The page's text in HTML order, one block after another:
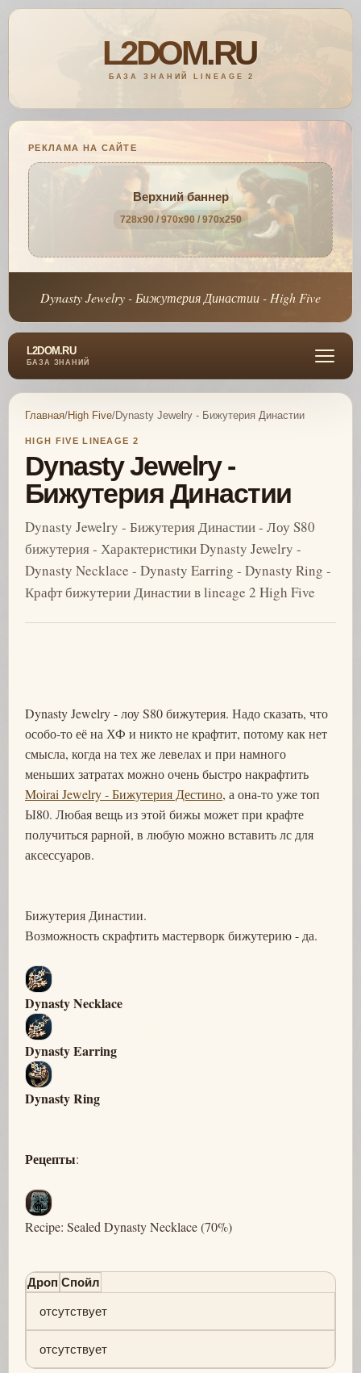
РЕКЛАМА НА САЙТЕ
Верхний баннер
728x90 / 970x90 / 970x250
Dynasty Jewelry - Бижутерия Династии - High Five
L2DOM.RU
БАЗА ЗНАНИЙ
Главная/High Five/Dynasty Jewelry - Бижутерия Династии
HIGH FIVE LINEAGE 2
Dynasty Jewelry -
Бижутерия Династии
Dynasty Jewelry - Бижутерия Династии - Лоу S80
бижутерия - Характеристики Dynasty Jewelry -
Dynasty Necklace - Dynasty Earring - Dynasty Ring -
Крафт бижутерии Династии в lineage 2 High Five
Dynasty Jewelry - лоу S80 бижутерия. Надо сказать, что
особо-то её на ХФ и никто не крафтит, потому как нет
смысла, когда на тех же левелах и при намного
меньших затратах можно очень быстро накрафтить
Moirai Jewelry - Бижутерия Дестино, а она-то уже топ
Ы80. Любая вещь из этой бижы может при крафте
получиться рарной, в любую можно вставить лс для
аксессуаров.
Бижутерия Династии.
Возможность скрафтить мастерворк бижутерию - да.
Dynasty Necklace
Dynasty Earring
Dynasty Ring
Рецепты:
Recipe: Sealed Dynasty Necklace (70%)
Дроп Спойл
отсутствует
отсутствует